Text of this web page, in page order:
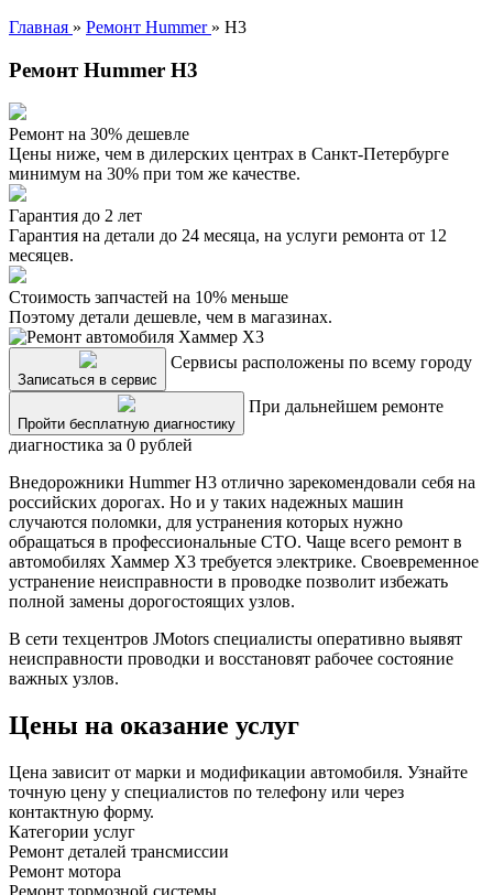
Главная » Ремонт Hummer » H3
Ремонт Hummer H3
Ремонт на 30% дешевле
Цены ниже, чем в дилерских центрах в Санкт-Петербурге
минимум на 30% при том же качестве.
Гарантия до 2 лет
Гарантия на детали до 24 месяца, на услуги ремонта от 12
месяцев.
Стоимость запчастей на 10% меньше
Поэтому детали дешевле, чем в магазинах.
Записаться в сервис
Сервисы расположены по всему городу
Пройти бесплатную диагностику
При дальнейшем ремонте
диагностика за 0 рублей
Внедорожники Hummer H3 отлично зарекомендовали себя на
российских дорогах. Но и у таких надежных машин
случаются поломки, для устранения которых нужно
обращаться в профессиональные СТО. Чаще всего ремонт в
автомобилях Хаммер Х3 требуется электрике. Своевременное
устранение неисправности в проводке позволит избежать
полной замены дорогостоящих узлов.
В сети техцентров JMotors специалисты оперативно выявят
неисправности проводки и восстановят рабочее состояние
важных узлов.
Цены на оказание услуг
Цена зависит от марки и модификации автомобиля. Узнайте
точную цену у специалистов по телефону или через
контактную форму.
Категории услуг
Ремонт деталей трансмиссии
Ремонт мотора